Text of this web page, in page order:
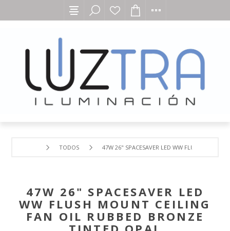
TODOS 47W 26" SPACESAVER LED WW FLUSH MOUNT
47W 26" SPACESAVER LED
WW FLUSH MOUNT CEILING
FAN OIL RUBBED BRONZE